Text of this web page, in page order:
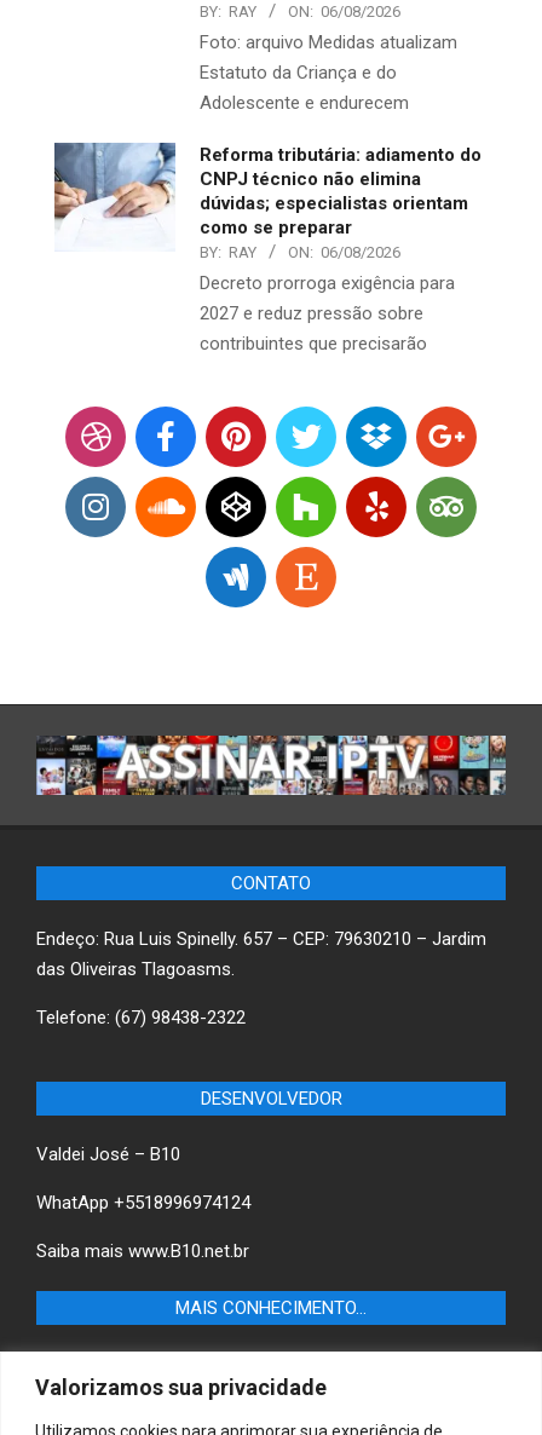
Valorizamos sua privacidade
Utilizamos cookies para aprimorar sua experiência de
BY: RAY ON: 06/08/2026
Foto: arquivo Medidas atualizam
Estatuto da Criança e do
Adolescente e endurecem
Reforma tributária: adiamento do
CNPJ técnico não elimina
dúvidas; especialistas orientam
como se preparar
BY: RAY ON: 06/08/2026
Decreto prorroga exigência para
2027 e reduz pressão sobre
contribuintes que precisarão
CONTATO
Endeço: Rua Luis Spinelly. 657 – CEP: 79630210 – Jardim
das Oliveiras Tlagoasms.
Telefone: (67) 98438-2322
DESENVOLVEDOR
Valdei José – B10
WhatApp +5518996974124
Saiba mais www.B10.net.br
MAIS CONHECIMENTO…
Castilho-SP e descubra as melhores empresas e serviços
locais.